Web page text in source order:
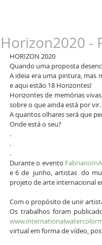
Horizon2020 -
HORIZON 2020
Quando uma proposta
A ideia era uma pintura, mas
e aqui estão 18 Horizontes!
Horizontes de memórias
sobre o que ainda está por vir.
A quantos olhares será que
Onde está o seu?
.
.
.
Durante o evento
e 6 de  junho, artistas  do
projeto de arte internacional
Com o propósito de unir
Os trabalhos foram
virtual em forma de vídeo,